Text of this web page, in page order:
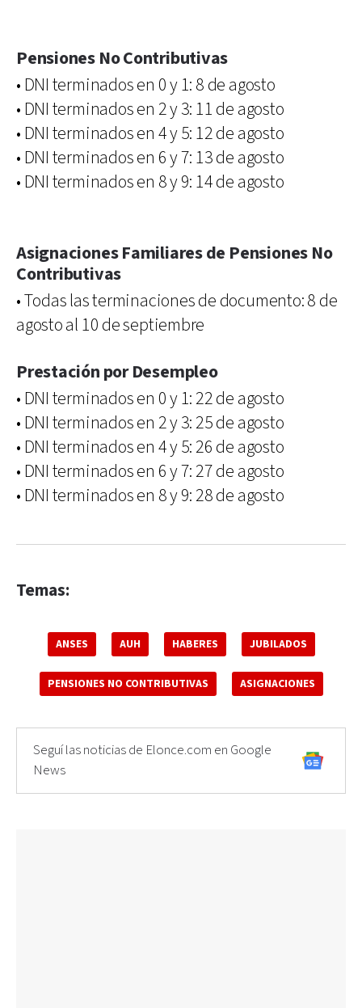
Pensiones No Contributivas
• DNI terminados en 0 y 1: 8 de agosto
• DNI terminados en 2 y 3: 11 de agosto
• DNI terminados en 4 y 5: 12 de agosto
• DNI terminados en 6 y 7: 13 de agosto
• DNI terminados en 8 y 9: 14 de agosto
Asignaciones Familiares de Pensiones No
Contributivas
• Todas las terminaciones de documento: 8 de
agosto al 10 de septiembre
Prestación por Desempleo
• DNI terminados en 0 y 1: 22 de agosto
• DNI terminados en 2 y 3: 25 de agosto
• DNI terminados en 4 y 5: 26 de agosto
• DNI terminados en 6 y 7: 27 de agosto
• DNI terminados en 8 y 9: 28 de agosto
Temas:
ANSES AUH HABERES JUBILADOS
PENSIONES NO CONTRIBUTIVAS ASIGNACIONES
Seguí las noticias de Elonce.com en Google
News